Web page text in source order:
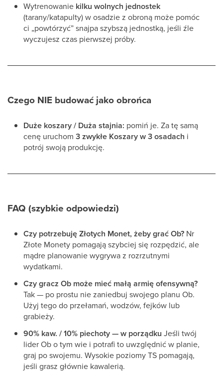
Wytrenowanie kilku wolnych jednostek
(tarany/katapulty) w osadzie z obroną może pomóc
ci „powtórzyć” snajpa szybszą jednostką, jeśli źle
wyczujesz czas pierwszej próby.
Czego NIE budować jako obrońca
Duże koszary / Duża stajnia: pomiń je. Za tę samą
cenę uruchom 3 zwykłe Koszary w 3 osadach i
potrój swoją produkcję.
FAQ (szybkie odpowiedzi)
Czy potrzebuję Złotych Monet, żeby grać Ob? Nr
Złote Monety pomagają szybciej się rozpędzić, ale
mądre planowanie wygrywa z rozrzutnymi
wydatkami.
Czy gracz Ob może mieć małą armię ofensywną?
Tak — po prostu nie zaniedbuj swojego planu Ob.
Użyj tego do przełamań, wodzów, fejków lub
grabieży.
90% kaw. / 10% piechoty — w porządku Jeśli twój
lider Ob o tym wie i potrafi to uwzględnić w planie,
graj po swojemu. Wysokie poziomy TS pomagają,
jeśli grasz głównie kawalerią.